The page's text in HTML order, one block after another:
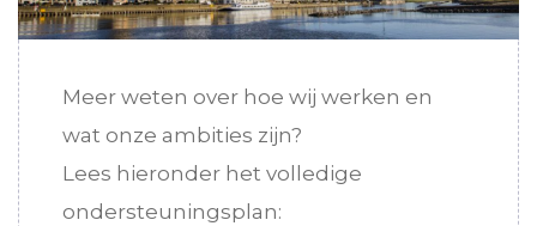
Meer weten over hoe wij werken en
wat onze ambities zijn?
Lees hieronder het volledige
ondersteuningsplan: